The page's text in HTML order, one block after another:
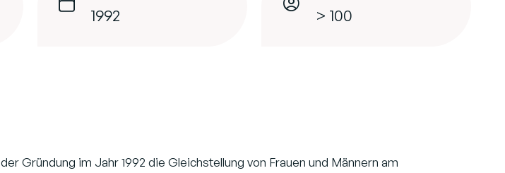
1992 > 100
Gründung im Jahr 1992 die Gleichstellung von Frauen und Männern am